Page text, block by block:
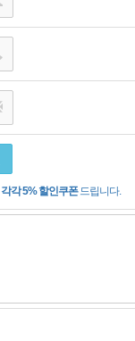
각각 5% 할인쿠폰드립니다.